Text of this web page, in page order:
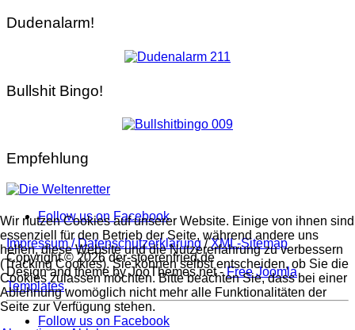
Dudenalarm!
Bullshit Bingo!
Empfehlung
Follow us on Facebook
Impressum / Datenschutzerklärung /XML-Sitemap
Copyright © 2026 der-stoerenfried.de
Design and theme by JooThemes.net -Free Joomla
Templates.
Follow us on Facebook
Wir nutzen Cookies auf unserer Website. Einige von ihnen sind
essenziell für den Betrieb der Seite, während andere uns
helfen, diese Website und die Nutzererfahrung zu verbessern
(Tracking Cookies). Sie können selbst entscheiden, ob Sie die
Cookies zulassen möchten. Bitte beachten Sie, dass bei einer
Ablehnung womöglich nicht mehr alle Funktionalitäten der
Seite zur Verfügung stehen.